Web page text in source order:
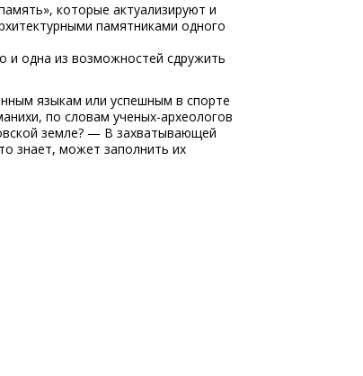
которые актуализируют и
памятниками одного
и одна из возможностей сдружить
языкам или успешным в спорте
по словам ученых-археологов
земле? — В захватывающей
знает, может заполнить их